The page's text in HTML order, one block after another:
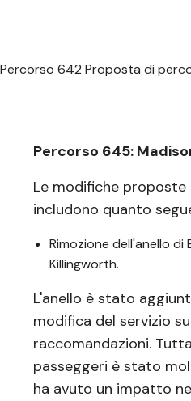
Percorso 642 Proposta di
Percorso 645:
Le modifiche proposte
includono quanto
Rimozione dell'anello di
Killingworth.
L'anello è stato
modifica del servizio
raccomandazioni.
passeggeri è stato
ha avuto un impatto